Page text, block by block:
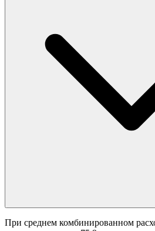
При среднем комбинированном